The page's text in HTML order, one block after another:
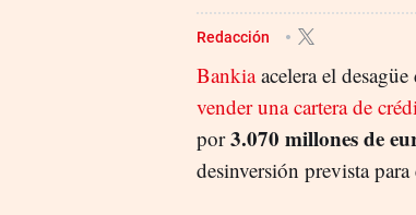
Redacción
Bankiaacelera el
vender una cartera de
por3.070 millones de
desinversión prevista